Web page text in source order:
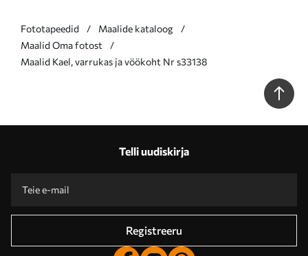
Fototapeedid
Maalide kataloog
Maalid Oma fotost
Maalid Kael, varrukas ja vöökoht Nr s33138
Telli uudiskirja
Registreeru